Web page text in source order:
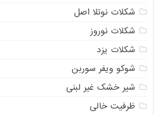
شکلات نوتلا اصل
شکلات نوروز
شکلات یزد
شوکو ویفر سوربن
شیر خشک غیر لبنی
ظرفیت خالی